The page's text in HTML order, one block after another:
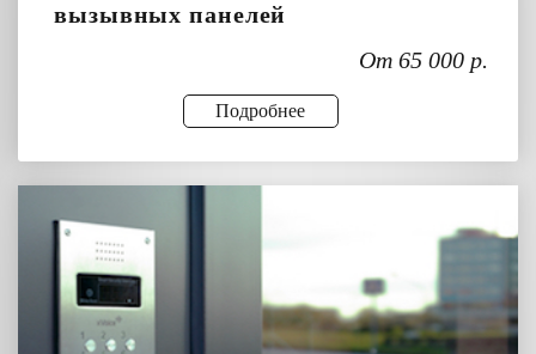
вызывных панелей
От 65 000 р.
Подробнее